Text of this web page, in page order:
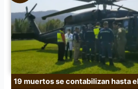
19 muertos se contabilizan hasta